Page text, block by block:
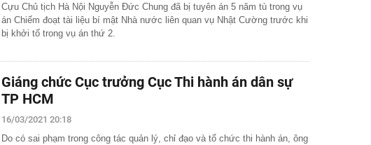
Cựu Chủ tịch Hà Nội Nguyễn Đức Chung đã bị tuyên án 5 năm tù trong vụ
án Chiếm đoạt tài liệu bí mật Nhà nước liên quan vụ Nhật Cường trước khi
bị khởi tố trong vụ án thứ 2.
Giáng chức Cục trưởng Cục Thi hành án dân sự
TP HCM
16/03/2021 20:18
Do có sai phạm trong công tác quản lý, chỉ đạo và tổ chức thi hành án, ông